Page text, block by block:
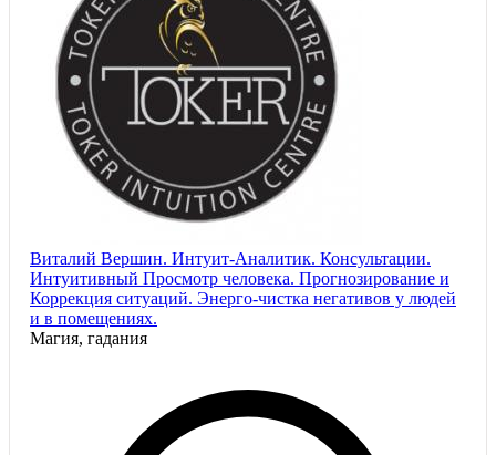
Виталий Вершин. Интуит-Аналитик. Консультации.
Интуитивный Просмотр человека. Прогнозирование и
Коррекция ситуаций. Энерго-чистка негативов у людей
и в помещениях.
Магия, гадания